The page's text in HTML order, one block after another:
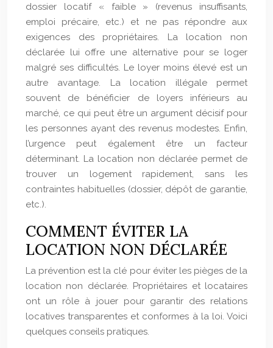
dossier locatif « faible » (revenus insuffisants,
emploi précaire, etc.) et ne pas répondre aux
exigences des propriétaires. La location non
déclarée lui offre une alternative pour se loger
malgré ses difficultés. Le loyer moins élevé est un
autre avantage. La location illégale permet
souvent de bénéficier de loyers inférieurs au
marché, ce qui peut être un argument décisif pour
les personnes ayant des revenus modestes. Enfin,
l’urgence peut également être un facteur
déterminant. La location non déclarée permet de
trouver un logement rapidement, sans les
contraintes habituelles (dossier, dépôt de garantie,
etc.).
COMMENT ÉVITER LA
LOCATION NON DÉCLARÉE
La prévention est la clé pour éviter les pièges de la
location non déclarée. Propriétaires et locataires
ont un rôle à jouer pour garantir des relations
locatives transparentes et conformes à la loi. Voici
quelques conseils pratiques.